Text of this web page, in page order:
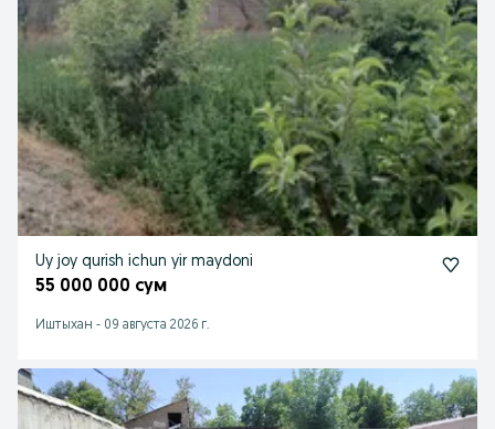
Uy joy qurish ichun yir maydoni
55 000 000 сум
Иштыхан - 09 августа 2026 г.